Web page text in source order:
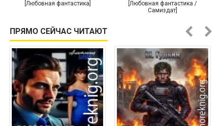
души
[Любовная фантастика]
[Любовная фантастика /
Самиздат]
ПРЯМО СЕЙЧАС ЧИТАЮТ